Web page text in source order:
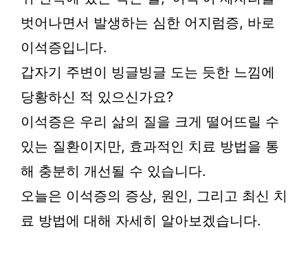
벗어나면서 발생하는 심한 어지럼증, 바로
이석증입니다.
갑자기 주변이 빙글빙글 도는 듯한 느낌에
당황하신 적 있으신가요?
이석증은 우리 삶의 질을 크게 떨어뜨릴 수
있는 질환이지만, 효과적인 치료 방법을 통
해 충분히 개선될 수 있습니다.
오늘은 이석증의 증상, 원인, 그리고 최신 치
료 방법에 대해 자세히 알아보겠습니다.